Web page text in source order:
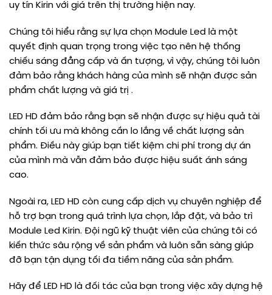
uy tín Kirin với giá trên thị trường hiện nay.
Chúng tôi hiểu rằng sự lựa chọn Module Led là một
quyết định quan trọng trong việc tạo nên hệ thống
chiếu sáng đẳng cấp và ấn tượng, vì vậy, chúng tôi luôn
đảm bảo rằng khách hàng của mình sẽ nhận được sản
phẩm chất lượng và giá trị .
LED HD đảm bảo rằng bạn sẽ nhận được sự hiệu quả tài
chính tối ưu mà không cần lo lắng về chất lượng sản
phẩm. Điều này giúp bạn tiết kiệm chi phí trong dự án
của mình mà vẫn đảm bảo được hiệu suất ánh sáng
cao.
Ngoài ra, LED HD còn cung cấp dịch vụ chuyên nghiệp để
hỗ trợ bạn trong quá trình lựa chọn, lắp đặt, và bảo trì
Module Led Kirin. Đội ngũ kỹ thuật viên của chúng tôi có
kiến thức sâu rộng về sản phẩm và luôn sẵn sàng giúp
đỡ bạn tận dụng tối đa tiềm năng của sản phẩm.
Hãy để LED HD là đối tác của bạn trong việc xây dựng hệ